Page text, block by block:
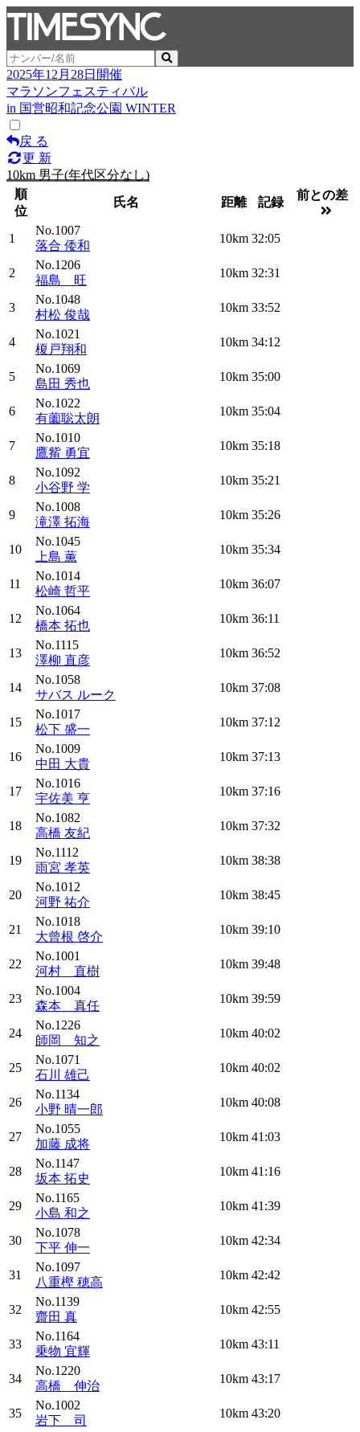
2025年12月28日開催
マラソンフェスティバル
in 国営昭和記念公園 WINTER
戻 る
更 新
10km 男子(年代区分なし)
順
位
氏名 距離 記録
前との差
1
No.1007
落合 倭和
10km 32:05
2
No.1206
福島 旺
10km 32:31
3
No.1048
村松 俊哉
10km 33:52
4
No.1021
榎戸翔和
10km 34:12
5
No.1069
島田 秀也
10km 35:00
6
No.1022
有薗聡太朗
10km 35:04
7
No.1010
鷹觜 勇宜
10km 35:18
8
No.1092
小谷野 学
10km 35:21
9
No.1008
滝澤 拓海
10km 35:26
10
No.1045
上島 薫
10km 35:34
11
No.1014
松崎 哲平
10km 36:07
12
No.1064
橋本 拓也
10km 36:11
13
No.1115
澤柳 直彦
10km 36:52
14
No.1058
サバス ルーク
10km 37:08
15
No.1017
松下 盛一
10km 37:12
16
No.1009
中田 大貴
10km 37:13
17
No.1016
宇佐美 亨
10km 37:16
18
No.1082
高橋 友紀
10km 37:32
19
No.1112
雨宮 孝英
10km 38:38
20
No.1012
河野 祐介
10km 38:45
21
No.1018
大曾根 啓介
10km 39:10
22
No.1001
河村 直樹
10km 39:48
23
No.1004
森本 真任
10km 39:59
24
No.1226
師岡 知之
10km 40:02
25
No.1071
石川 雄己
10km 40:02
26
No.1134
小野 晴一郎
10km 40:08
27
No.1055
加藤 成将
10km 41:03
28
No.1147
坂本 拓史
10km 41:16
29
No.1165
小島 和之
10km 41:39
30
No.1078
下平 伸一
10km 42:34
31
No.1097
八重樫 穂高
10km 42:42
32
No.1139
齋田 真
10km 42:55
33
No.1164
乗物 宜輝
10km 43:11
34
No.1220
高橋 伸治
10km 43:17
35
No.1002
岩下 司
10km 43:20